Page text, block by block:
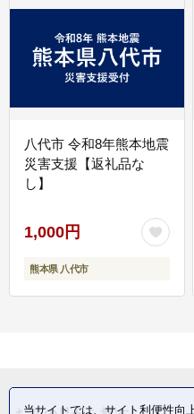
八代市 令和8年熊本地震
災害支援【返礼品な
し】
1,000円
熊本県 八代市
当サイトでは、サイト利便性向